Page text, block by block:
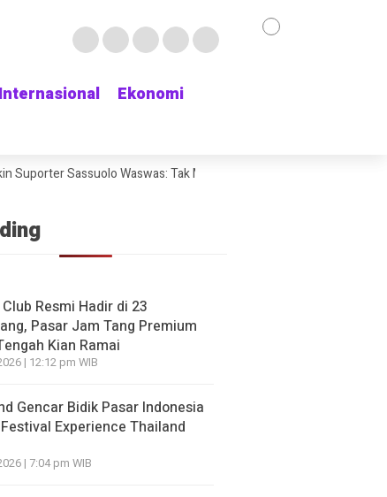
Internasional
Ekonomi
Internasional
Ekonomi
Sassuolo Waswas: Tak Mau Kehilangan Bek Andalan
Diganti Keburu Berlari, Istana Malah Bilang:
Resmi Hadir di 23
Pasar Jam Tang Premium
Kian Ramai
| 12:12 pm WIB
Gencar Bidik Pasar Indonesia
Experience Thailand
| 7:04 pm WIB